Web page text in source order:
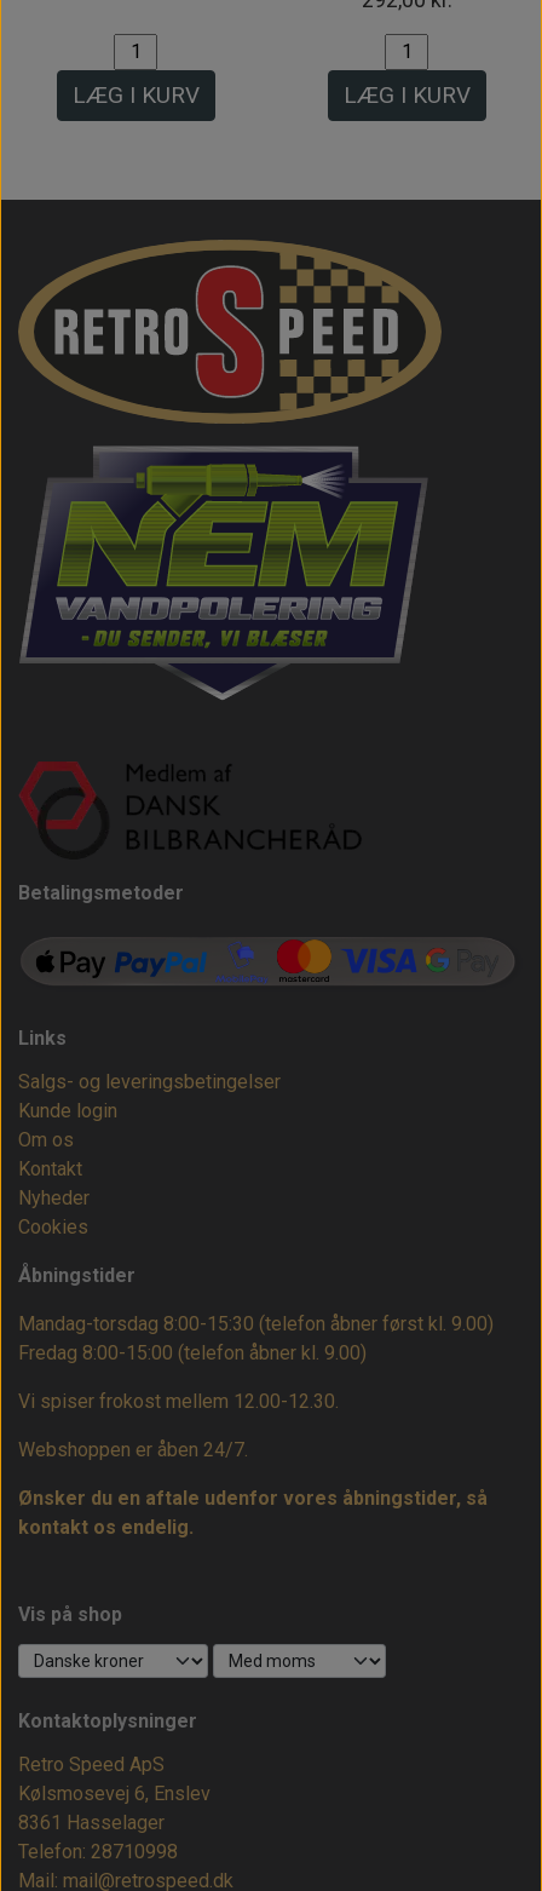
LÆG I KURV LÆG I KURV
Betalingsmetoder
Links
Salgs- og leveringsbetingelser
Kunde login
Om os
Kontakt
Nyheder
Cookies
Åbningstider
Mandag-torsdag 8:00-15:30 (telefon åbner først kl. 9.00)
Fredag 8:00-15:00 (telefon åbner kl. 9.00)
Vi spiser frokost mellem 12.00-12.30.
Webshoppen er åben 24/7.
Ønsker du en aftale udenfor vores åbningstider, så
kontakt os endelig.
Vis på shop
Kontaktoplysninger
Retro Speed ApS
Kølsmosevej 6, Enslev
8361 Hasselager
Telefon: 28710998
Mail: mail@retrospeed.dk